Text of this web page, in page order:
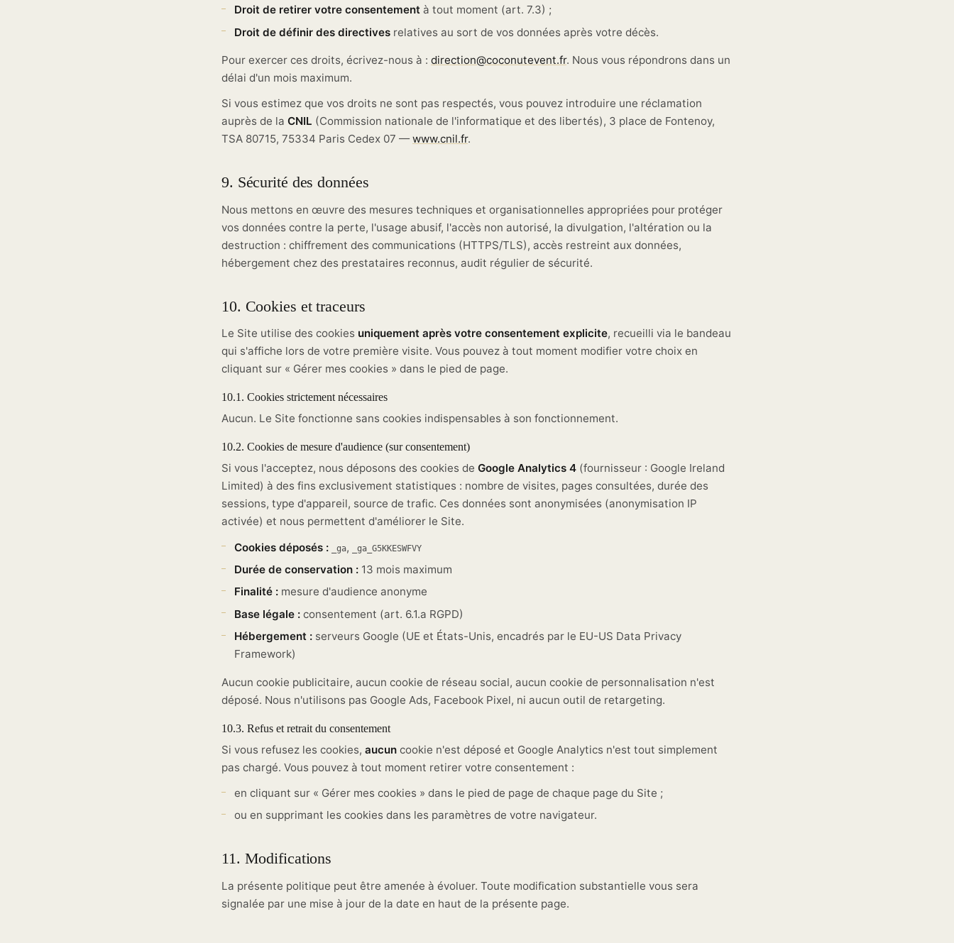
Droit de retirer votre consentementà tout moment (art. 7.3) ;
Droit de définir des directivesrelatives au sort de vos données après votre décès.
Pour exercer ces droits, écrivez-nous à : direction@coconutevent.fr. Nous vous répondrons dans un
délai d'un mois maximum.
Si vous estimez que vos droits ne sont pas respectés, vous pouvez introduire une réclamation
auprès de la CNIL (Commission nationale de l'informatique et des libertés), 3 place de Fontenoy,
TSA 80715, 75334 Paris Cedex 07 —www.cnil.fr.
9. Sécurité des données
Nous mettons en œuvre des mesures techniques et organisationnelles appropriées pour protéger
vos données contre la perte, l'usage abusif, l'accès non autorisé, la divulgation, l'altération ou la
destruction : chiffrement des communications (HTTPS/TLS), accès restreint aux données,
hébergement chez des prestataires reconnus, audit régulier de sécurité.
10. Cookies et traceurs
Le Site utilise des cookies uniquement après votre consentement explicite, recueilli via le bandeau
qui s'affiche lors de votre première visite. Vous pouvez à tout moment modifier votre choix en
cliquant sur « Gérer mes cookies » dans le pied de page.
10.1. Cookies strictement nécessaires
Aucun. Le Site fonctionne sans cookies indispensables à son fonctionnement.
10.2. Cookies de mesure d'audience (sur consentement)
Si vous l'acceptez, nous déposons des cookies de Google Analytics 4 (fournisseur : Google Ireland
Limited) à des fins exclusivement statistiques : nombre de visites, pages consultées, durée des
sessions, type d'appareil, source de trafic. Ces données sont anonymisées (anonymisation IP
activée) et nous permettent d'améliorer le Site.
Cookies déposés :
_ga, _ga_G5KKESWFVY
Durée de conservation :13 mois maximum
Finalité :mesure d'audience anonyme
Base légale :consentement (art. 6.1.a RGPD)
Hébergement :serveurs Google (UE et États-Unis, encadrés par le EU-US Data Privacy
Framework)
Aucun cookie publicitaire, aucun cookie de réseau social, aucun cookie de personnalisation n'est
déposé. Nous n'utilisons pas Google Ads, Facebook Pixel, ni aucun outil de retargeting.
10.3. Refus et retrait du consentement
Si vous refusez les cookies, aucun cookie n'est déposé et Google Analytics n'est tout simplement
pas chargé. Vous pouvez à tout moment retirer votre consentement :
en cliquant sur « Gérer mes cookies » dans le pied de page de chaque page du Site ;
ou en supprimant les cookies dans les paramètres de votre navigateur.
11. Modifications
La présente politique peut être amenée à évoluer. Toute modification substantielle vous sera
signalée par une mise à jour de la date en haut de la présente page.